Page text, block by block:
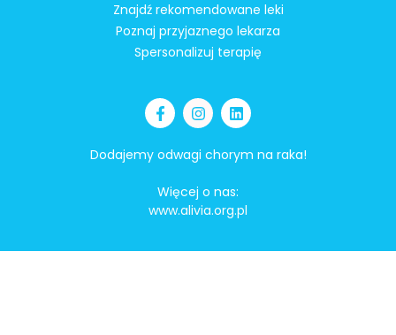
Znajdź rekomendowane leki
Poznaj przyjaznego lekarza
Spersonalizuj terapię
Dodajemy odwagi chorym na raka!
Więcej o nas:
www.alivia.org.pl